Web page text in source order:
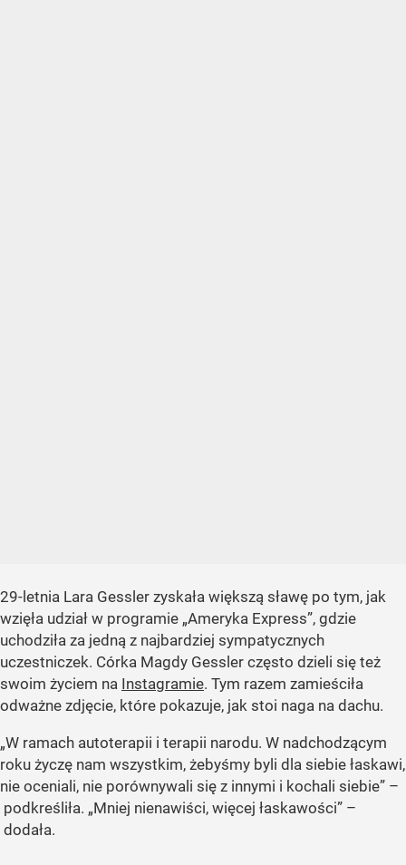
29-letnia Lara Gessler zyskała większą sławę po tym, jak
wzięła udział w programie „Ameryka Express”, gdzie
uchodziła za jedną z najbardziej sympatycznych
uczestniczek. Córka Magdy Gessler często dzieli się też
swoim życiem na Instagramie. Tym razem zamieściła
odważne zdjęcie, które pokazuje, jak stoi naga na dachu.
„W ramach autoterapii i terapii narodu. W nadchodzącym
roku życzę nam wszystkim, żebyśmy byli dla siebie łaskawi,
nie oceniali, nie porównywali się z innymi i kochali siebie” –
podkreśliła. „Mniej nienawiści, więcej łaskawości” –
dodała.